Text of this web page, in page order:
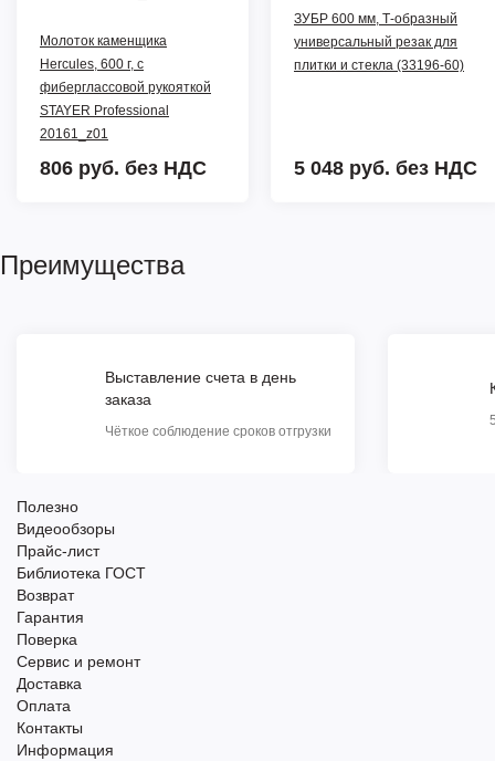
Молоток каменщика
Hercules, 600 г, с
фиберглассовой рукояткой
STAYER Professional
20161_z01
806 руб. без НДС
ЗУБР 600 мм, Т-образный
универсальный резак для
плитки и стекла (33196-60)
5 048 руб. без НДС
Преимущества
Выставление счета в день
заказа
Чёткое соблюдение сроков отгрузки
Полезно
Видеообзоры
Прайс-лист
Библиотека ГОСТ
Возврат
Гарантия
Поверка
Сервис и ремонт
Доставка
Оплата
Контакты
Информация